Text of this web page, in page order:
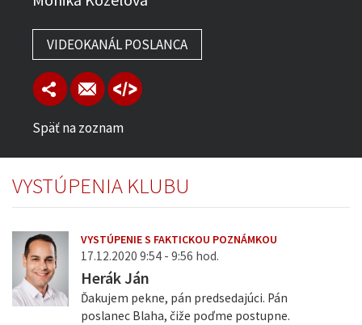
VIDEOKANÁL POSLANCA
Späť na zoznam
VYSTÚPENIA KLUBU
VYSTÚPENIE S FAKTICKOU POZNÁMKOU
17.12.2020 9:54 - 9:56 hod.
Herák Ján
Ďakujem pekne, pán predsedajúci. Pán
poslanec Blaha, čiže poďme postupne.